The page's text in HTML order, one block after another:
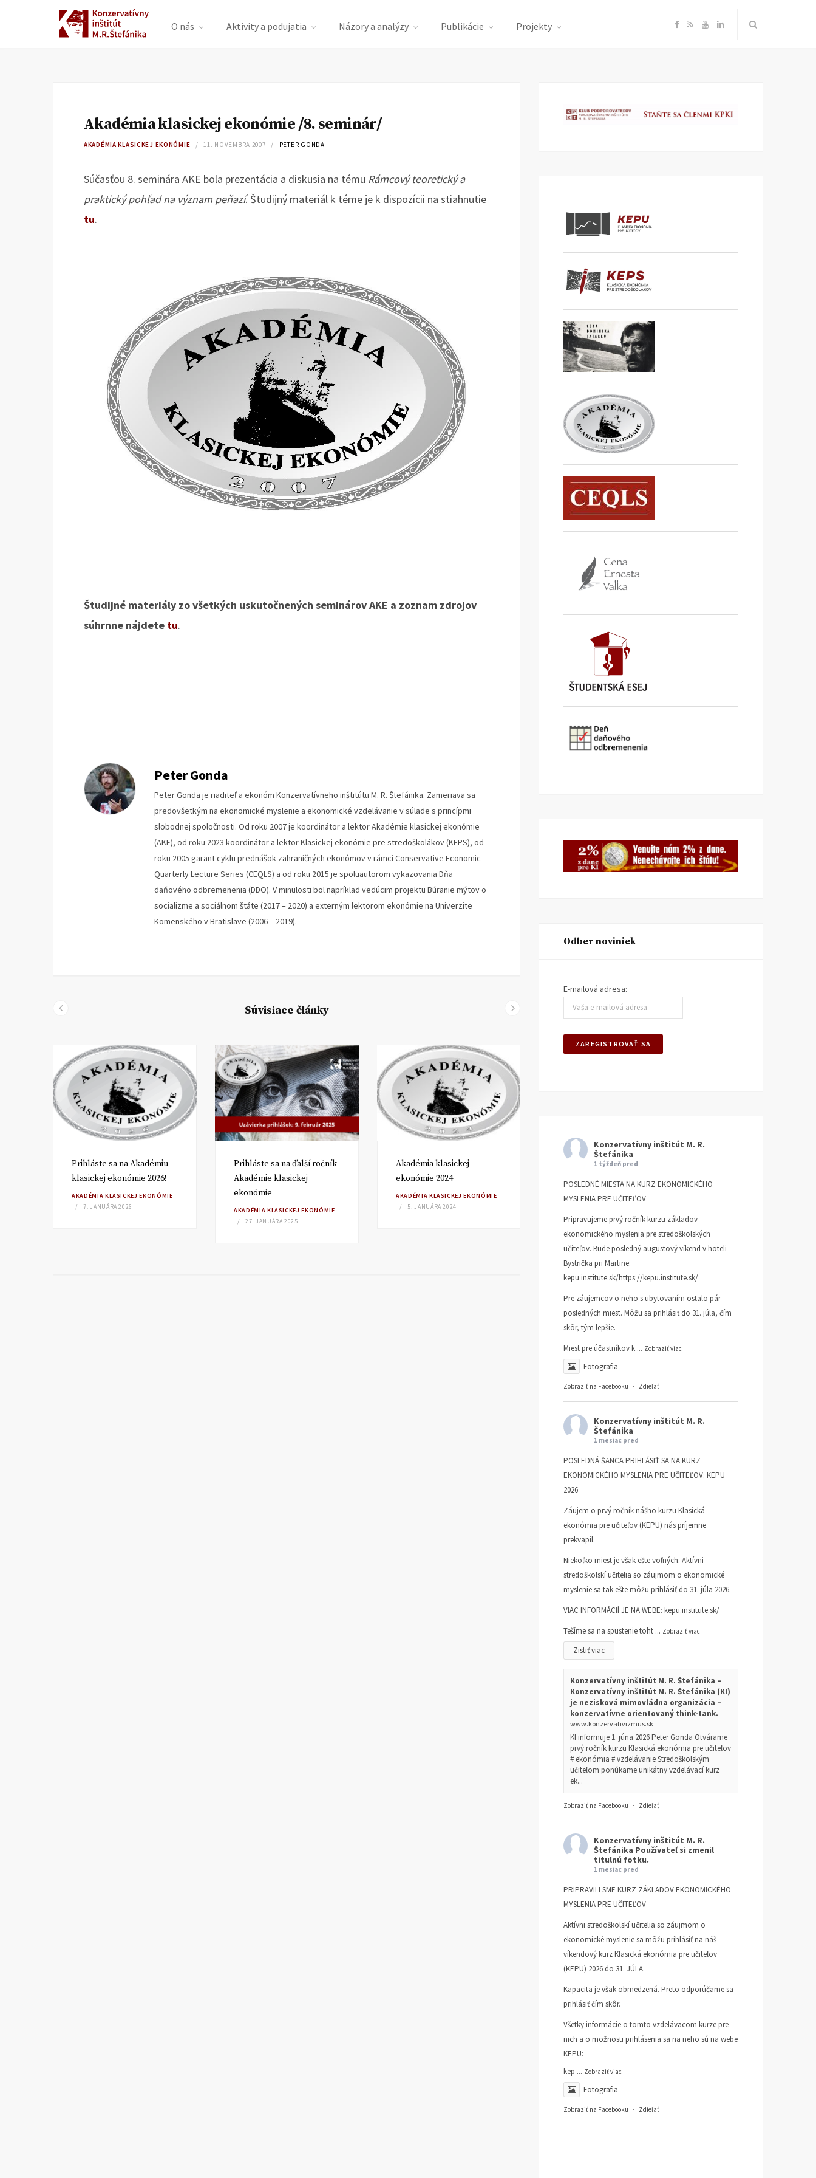
O nás Aktivity a podujatia Názory a analýzy Publikácie Projekty F
e
R Y
T
L
k
Akadémia klasickej ekonómie /8. seminár/
AKADÉMIA KLASICKEJ EKONÓMIE 11. NOVEMBRA 2007 PETER GONDA
Súčasťou 8. seminára AKE bola prezentácia a diskusia na tému Rámcový teoretický a
praktický pohľad na význam peňazí. Študijný materiál k téme je k dispozícii na stiahnutie
tu.
Študijné materiály zo všetkých uskutočnených seminárov AKE a zoznam zdrojov
súhrnne nájdete tu.
Peter Gonda
Peter Gonda je riaditeľ a ekonóm Konzervatívneho inštitútu M. R. Štefánika. Zameriava sa
predovšetkým na ekonomické myslenie a ekonomické vzdelávanie v súlade s princípmi
slobodnej spoločnosti. Od roku 2007 je koordinátor a lektor Akadémie klasickej ekonómie
(AKE), od roku 2023 koordinátor a lektor Klasickej ekonómie pre stredoškolákov (KEPS), od
roku 2005 garant cyklu prednášok zahraničných ekonómov v rámci Conservative Economic
Quarterly Lecture Series (CEQLS) a od roku 2015 je spoluautorom vykazovania Dňa
daňového odbremenenia (DDO). V minulosti bol napríklad vedúcim projektu Búranie mýtov o
socializme a sociálnom štáte (2017 – 2020) a externým lektorom ekonómie na Univerzite
Komenského v Bratislave (2006 – 2019).
Súvisiace články
Prihláste sa na Akadémiu
klasickej ekonómie 2026!
AKADÉMIA KLASICKEJ EKONÓMIE
7. JANUÁRA 2026
Prihláste sa na ďalší ročník
Akadémie klasickej
ekonómie
AKADÉMIA KLASICKEJ EKONÓMIE
27. JANUÁRA 2025
Akadémia klasickej
ekonómie 2024
AKADÉMIA KLASICKEJ EKONÓMIE
5. JANUÁRA 2024
Akadémia klasickej
ekonómie 2023
AKADÉMIA KLASICKEJ EKONÓMIE
Odber noviniek
E-mailová adresa:
Konzervatívny inštitút M. R.
Štefánika
1 týždeň pred
POSLEDNÉ MIESTA NA KURZ EKONOMICKÉHO
MYSLENIA PRE UČITEĽOV
Pripravujeme prvý ročník kurzu základov
ekonomického myslenia pre stredoškolských
učiteľov. Bude posledný augustový víkend v hoteli
Bystrička pri Martine:
kepu.institute.sk/https://kepu.institute.sk/
Pre záujemcov o neho s ubytovaním ostalo pár
posledných miest. Môžu sa prihlásiť do 31. júla, čím
skôr, tým lepšie.
Miest pre účastníkov k ... Zobraziť viac
Fotografia
Zobraziť na Facebooku · Zdieľať
Konzervatívny inštitút M. R.
Štefánika
1 mesiac pred
POSLEDNÁ ŠANCA PRIHLÁSIŤ SA NA KURZ
EKONOMICKÉHO MYSLENIA PRE UČITEĽOV: KEPU
2026
Záujem o prvý ročník nášho kurzu Klasická
ekonómia pre učiteľov (KEPU) nás príjemne
prekvapil.
Niekoľko miest je však ešte voľných. Aktívni
stredoškolskí učitelia so záujmom o ekonomické
myslenie sa tak ešte môžu prihlásiť do 31. júla 2026.
VIAC INFORMÁCIÍ JE NA WEBE: kepu.institute.sk/
Tešíme sa na spustenie toht ... Zobraziť viac
Zistiť viac
Konzervatívny inštitút M. R. Štefánika –
Konzervatívny inštitút M. R. Štefánika (KI)
je nezisková mimovládna organizácia –
konzervatívne orientovaný think-tank.
www.konzervativizmus.sk
KI informuje 1. júna 2026 Peter Gonda Otvárame
prvý ročník kurzu Klasická ekonómia pre učiteľov
# ekonómia # vzdelávanie Stredoškolským
učiteľom ponúkame unikátny vzdelávací kurz
ek...
Zobraziť na Facebooku · Zdieľať
Konzervatívny inštitút M. R.
Štefánika Používateľ si zmenil
titulnú fotku.
1 mesiac pred
PRIPRAVILI SME KURZ ZÁKLADOV EKONOMICKÉHO
MYSLENIA PRE UČITEĽOV
Aktívni stredoškolskí učitelia so záujmom o
ekonomické myslenie sa môžu prihlásiť na náš
víkendový kurz Klasická ekonómia pre učiteľov
(KEPU) 2026 do 31. JÚLA.
Kapacita je však obmedzená. Preto odporúčame sa
prihlásiť čím skôr.
Všetky informácie o tomto vzdelávacom kurze pre
nich a o možnosti prihlásenia sa na neho sú na webe
KEPU:
kep ... Zobraziť viac
Fotografia
Zobraziť na Facebooku · Zdieľať